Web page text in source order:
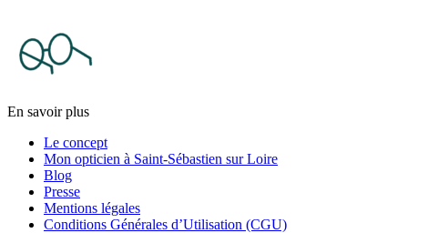
En savoir plus
Le concept
Mon opticien à Saint-Sébastien sur Loire
Blog
Presse
Mentions légales
Conditions Générales d’Utilisation (CGU)